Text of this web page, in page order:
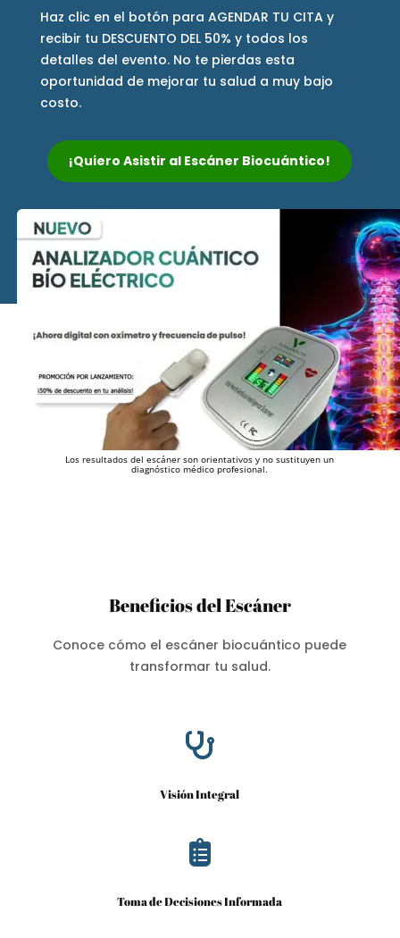
Haz clic en el botón para AGENDAR TU CITA y
recibir tu DESCUENTO DEL 50% y todos los
detalles del evento. No te pierdas esta
oportunidad de mejorar tu salud a muy bajo
costo.
¡Quiero Asistir al Escáner Biocuántico!
Los resultados del escáner son orientativos y no sustituyen un
diagnóstico médico profesional.
Beneficios del Escáner
Conoce cómo el escáner biocuántico puede
transformar tu salud.

Visión Integral

Toma de Decisiones Informada